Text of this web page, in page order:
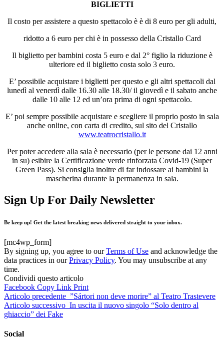
BIGLIETTI
Il costo per assistere a questo spettacolo è è di 8 euro per gli adulti,
ridotto a 6 euro per chi è in possesso della Cristallo Card
Il biglietto per bambini costa 5 euro e dal 2° figlio la riduzione è
ulteriore ed il biglietto costa solo 3 euro.
E’ possibile acquistare i biglietti per questo e gli altri spettacoli dal
lunedì al venerdì dalle 16.30 alle 18.30/ il giovedì e il sabato anche
dalle 10 alle 12 ed un’ora prima di ogni spettacolo.
E’ poi sempre possibile acquistare e scegliere il proprio posto in sala
anche online, con carta di credito, sul sito del Cristallo
www.teatrocristallo.it
Per poter accedere alla sala è necessario (per le persone dai 12 anni
in su) esibire la Certificazione verde rinforzata Covid-19 (Super
Green Pass). Si consiglia inoltre di far indossare ai bambini la
mascherina durante la permanenza in sala.
Sign Up For Daily Newsletter
Be keep up! Get the latest breaking news delivered straight to your inbox.
[mc4wp_form]
By signing up, you agree to ourTerms of Use and acknowledge the
data practices in ourPrivacy Policy. You may unsubscribe at any
time.
Condividi questo articolo
Facebook Copy Link Print
Articolo precedente ”Sártori non deve morire” al Teatro Trastevere
Articolo successivo In uscita il nuovo singolo “Solo dentro al
ghiaccio” dei Fake
Social